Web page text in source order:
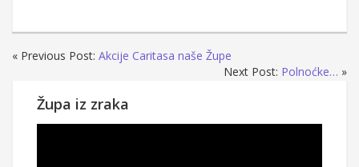
« Previous Post: Akcije Caritasa naše Župe
Next Post: Polnoćke… »
Župa iz zraka